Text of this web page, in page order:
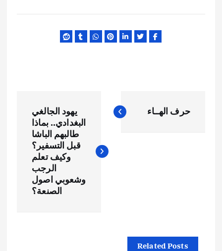
حرف الهــاء
يهود الجالغي
البغدادي.. بماذا
طالبهم الباشا
قبل التسفير؟
وكيف تعلم
الرجب
وشعوبي اصول
الصنعة؟
Related Posts